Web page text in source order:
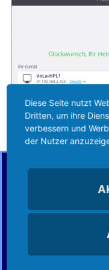
Network Security
wie es zu beheben ist.
von unserem Support
Diese Seite nutzt
Dritten, um ihre
verbessern und
der Nutzer